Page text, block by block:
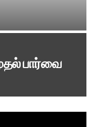
பார்வை